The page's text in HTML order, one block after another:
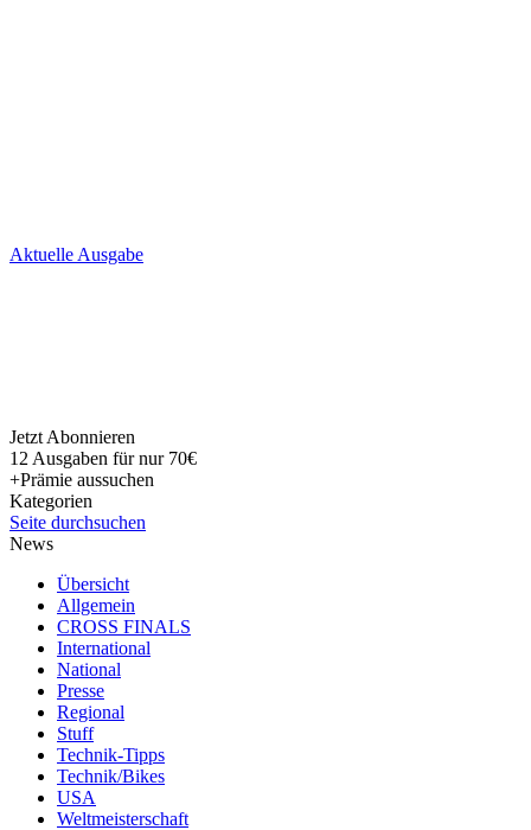
Skip
Aktuelle Ausgabe
Jetzt Abonnieren
12 Ausgaben für nur 70€
+Prämie aussuchen
Kategorien
Seite durchsuchen
News
Übersicht
Allgemein
CROSS FINALS
International
National
Presse
Regional
Stuff
Technik-Tipps
Technik/Bikes
USA
Weltmeisterschaft